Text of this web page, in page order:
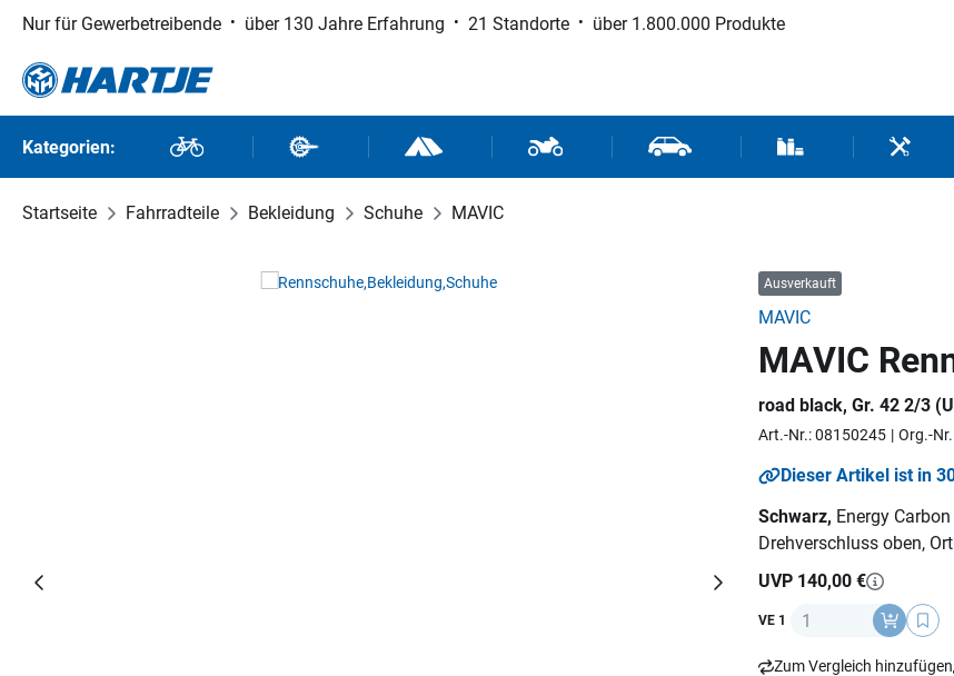
Hauptinhalt springen
Zur Suche springen
Zur Hauptnavigation springen
Nur für Gewerbetreibende über 130 Jahre Erfahrung 21 Standorte über 1.800.000 Produkte
Kategorien: Fahrräder Fahrradteile Outdoor und SportMotorrad- und RollerteileFahrzeugteile und ZubehörVerbrauchsmaterial /
Startseite Fahrradteile Bekleidung Schuhe MAVIC
Ausverkauft
MAVIC
MAVIC
road black, Gr. 42 2/3
Art.-Nr.: 08150245 Org.-
Dieser Artikel ist in
Schwarz, Energy
Drehverschluss oben,
UVP 140,00 €
VE 1 Anzahl
Zum Vergleich hinzufügen